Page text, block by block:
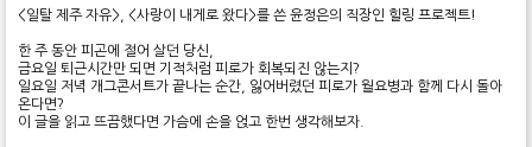
<일탈 제주 자유>, <사랑이 내게로 왔다>를 쓴 윤정은의 직장인 힐링 프로젝트!
한 주 동안 피곤에 절어 살던 당신,
금요일 퇴근시간만 되면 기적처럼 피로가 회복되진 않는지?
일요일 저녁 개그콘서트가 끝나는 순간, 잃어버렸던 피로가 월요병과 함께 다시 돌아
온다면?
이 글을 읽고 뜨끔했다면 가슴에 손을 얹고 한번 생각해보자.